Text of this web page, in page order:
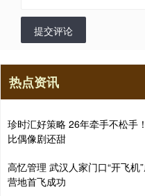
提交评论
热点资讯
珍时汇好策略 26年牵手不松手
比偶像剧还甜
高忆管理 武汉人家门口“开飞
营地首飞成功